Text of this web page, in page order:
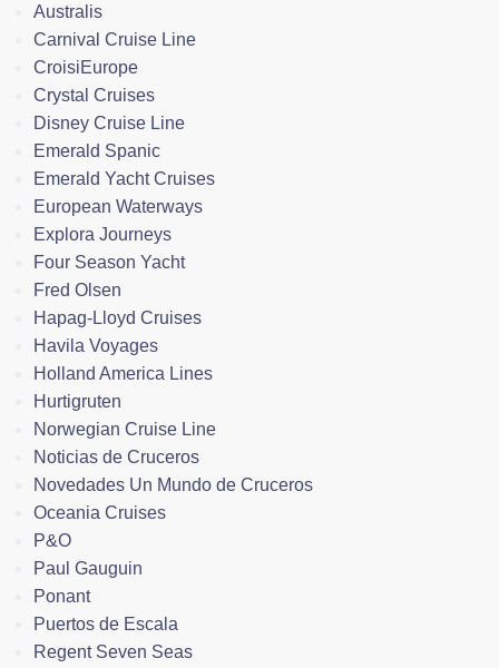
Australis
Carnival Cruise Line
CroisiEurope
Crystal Cruises
Disney Cruise Line
Emerald Spanic
Emerald Yacht Cruises
European Waterways
Explora Journeys
Four Season Yacht
Fred Olsen
Hapag-Lloyd Cruises
Havila Voyages
Holland America Lines
Hurtigruten
Norwegian Cruise Line
Noticias de Cruceros
Novedades Un Mundo de Cruceros
Oceania Cruises
P&O
Paul Gauguin
Ponant
Puertos de Escala
Regent Seven Seas